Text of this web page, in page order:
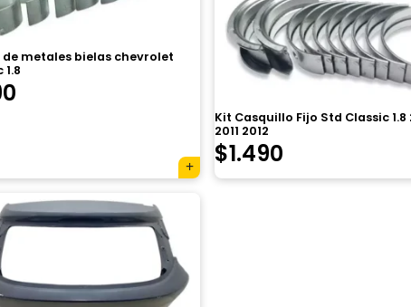
metales bielas chevrolet
Kit Casquillo Fijo Std Classic 1.8
2011 2012
$1.490